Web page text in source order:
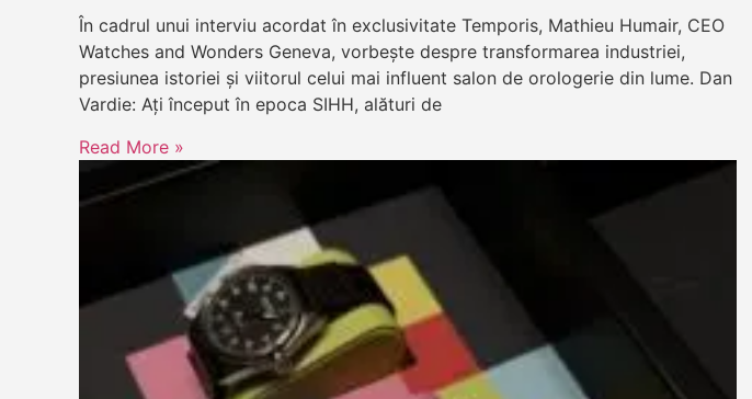
În cadrul unui interviu acordat în exclusivitate Temporis, Mathieu Humair, CEO
Watches and Wonders Geneva, vorbește despre transformarea industriei,
presiunea istoriei și viitorul celui mai influent salon de orologerie din lume. Dan
Vardie: Ați început în epoca SIHH, alături de
Read More »